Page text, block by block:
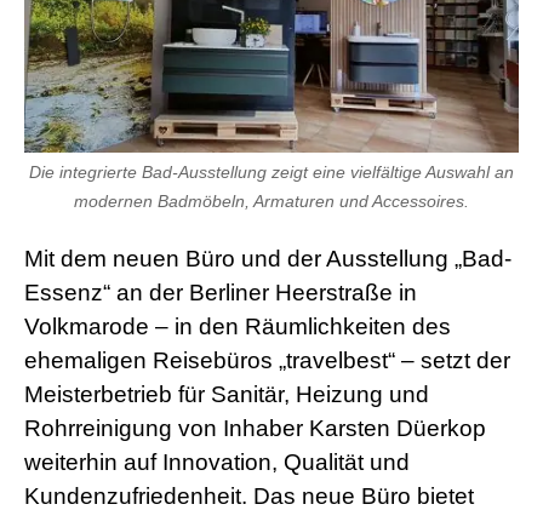
Die integrierte Bad-Ausstellung zeigt eine vielfältige Auswahl an
modernen Badmöbeln, Armaturen und Accessoires.
Mit dem neuen Büro und der Ausstellung „Bad-
Essenz“ an der Berliner Heerstraße in
Volkmarode – in den Räumlichkeiten des
ehemaligen Reisebüros „travelbest“ – setzt der
Meisterbetrieb für Sanitär, Heizung und
Rohrreinigung von Inhaber Karsten Düerkop
weiterhin auf Innovation, Qualität und
Kundenzufriedenheit. Das neue Büro bietet